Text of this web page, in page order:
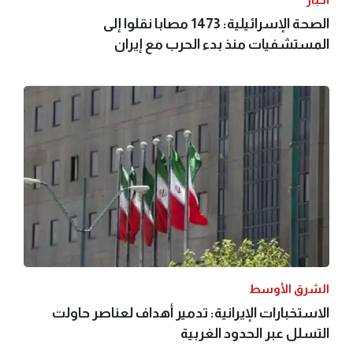
الصحة الإسرائيلية: 1473 مصابا نقلوا إلى
المستشفيات منذ بدء الحرب مع إيران
الشرق الأوسط
الاستخبارات الإيرانية: تدمير أهداف لعناصر حاولت
التسلل عبر الحدود الغربية